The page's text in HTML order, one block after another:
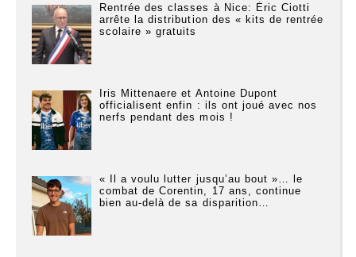
Rentrée des classes à Nice: Éric Ciotti
arrête la distribution des « kits de rentrée
scolaire » gratuits
Iris Mittenaere et Antoine Dupont
officialisent enfin : ils ont joué avec nos
nerfs pendant des mois !
« Il a voulu lutter jusqu’au bout »… le
combat de Corentin, 17 ans, continue
bien au-delà de sa disparition…